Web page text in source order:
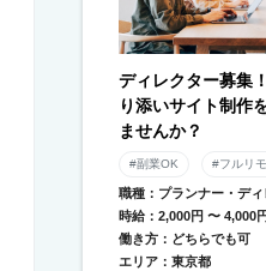
ディレクター募集
り添いサイト制作
ませんか？
#副業OK #フルリ
職種：プランナー・デ
時給：2,000円 〜 4,000円
働き方：どちらでも可
エリア：東京都